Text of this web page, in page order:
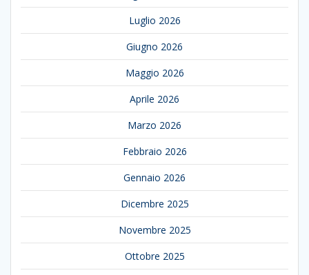
Luglio 2026
Giugno 2026
Maggio 2026
Aprile 2026
Marzo 2026
Febbraio 2026
Gennaio 2026
Dicembre 2025
Novembre 2025
Ottobre 2025